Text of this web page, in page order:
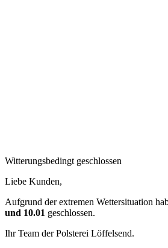
Witterungsbedingt geschlossen
Liebe Kunden,
Aufgrund der extremen Wettersituation
und 10.01 geschlossen.
Ihr Team der Polsterei Löffelsend.